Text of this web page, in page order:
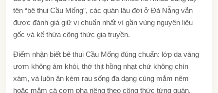
tên “bê thui Cầu Mống”, các quán lâu đời ở Đà Nẵng vẫn
được đánh giá giữ vị chuẩn nhất vì gần vùng nguyên liệu
gốc và kế thừa công thức gia truyền.
Điểm nhận biết bê thui Cầu Mống đúng chuẩn: lớp da vàng
ươm không ám khói, thớ thịt hồng nhạt chứ không chín
xám, và luôn ăn kèm rau sống đa dạng cùng mắm nêm
hoặc mắm cá cơm pha riêng theo công thức từng quán.